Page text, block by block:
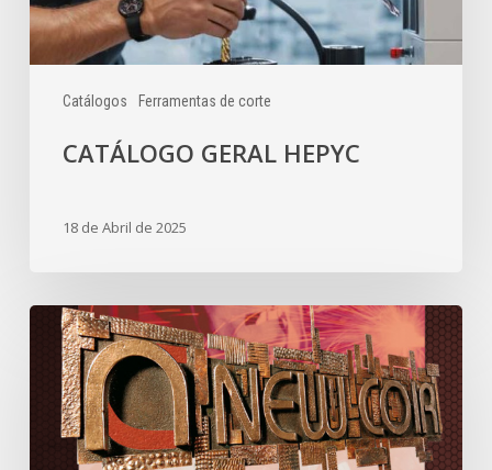
Catálogos Ferramentas de corte
CATÁLOGO GERAL HEPYC
18 de Abril de 2025
CONSUMÍVEIS
SOLDADURA